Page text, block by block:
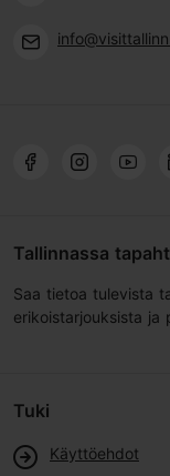
Tallinnassa
Saa tietoa tulevista
erikoistarjouksista ja
Tuki
Käyttöehdot